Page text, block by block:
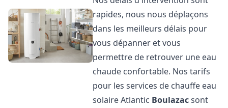
rapides, nous nous déplaçons
dans les meilleurs délais pour
vous dépanner et vous
permettre de retrouver une eau
chaude confortable. Nos tarifs
pour les services de chauffe eau
solaire Atlantic Boulazacsont